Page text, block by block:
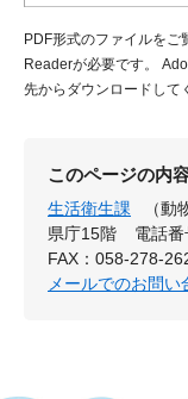
PDF形式のファイルを
Readerが必要です。
先からダウンロードして
このページの内
生活衛生課
（動
県庁15階
電話
FAX：058-278-
メールでのお問い